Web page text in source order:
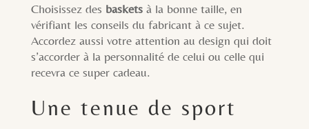
Choisissez des baskets à la bonne taille, en
vérifiant les conseils du fabricant à ce sujet.
Accordez aussi votre attention au design qui doit
s’accorder à la personnalité de celui ou celle qui
recevra ce super cadeau.
Une tenue de sport